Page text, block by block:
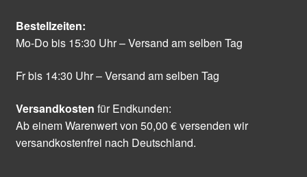
Bestellzeiten:
Mo-Do bis 15:30 Uhr – Versand am selben Tag
Fr bis 14:30 Uhr – Versand am selben Tag
Versandkosten für Endkunden:
Ab einem Warenwert von 50,00 € versenden wir
versandkostenfrei nach Deutschland.